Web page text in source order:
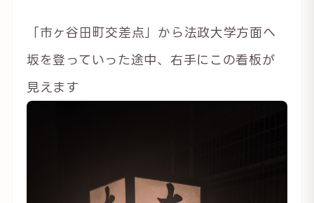
「市ヶ谷田町交差点」から法政大学方面へ
坂を登っていった途中、右手にこの看板が
見えます